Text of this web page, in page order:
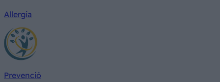
Allergia
Prevenció